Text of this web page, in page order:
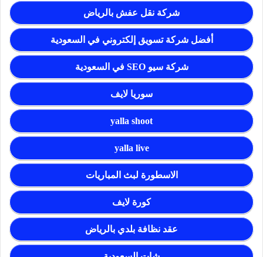
شركة نقل عفش بالرياض
أفضل شركة تسويق إلكتروني في السعودية
شركة سيو SEO في السعودية
سوريا لايف
yalla shoot
yalla live
الاسطورة لبث المباريات
كورة لايف
عقد نظافة بلدي بالرياض